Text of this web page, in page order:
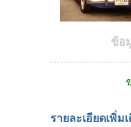
ข้อ
รายละเอียดเพิ่ม